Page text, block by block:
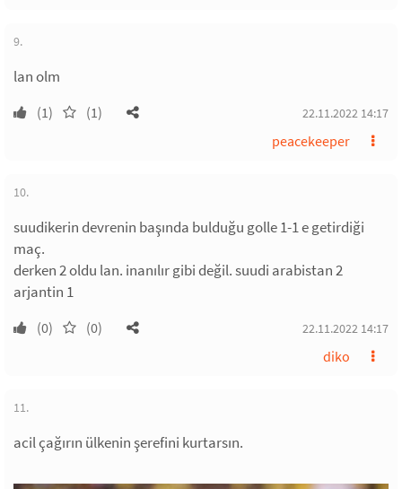
9.
lan olm
(1) (1) 22.11.2022 14:17
peacekeeper
10.
suudikerin devrenin başında bulduğu golle 1-1 e getirdiği
maç.
derken 2 oldu lan. inanılır gibi değil. suudi arabistan 2
arjantin 1
(0) (0) 22.11.2022 14:17
diko
11.
acil çağırın ülkenin şerefini kurtarsın.